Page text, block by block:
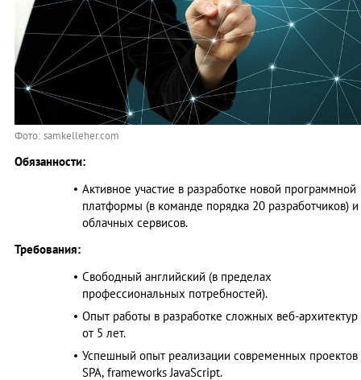
Фото: samkelleher.com
Обязанности:
Активное участие в разработке новой программной
платформы (в команде порядка 20 разработчиков) и
облачных сервисов.
Требования:
Свободный английский (в пределах
профессиональных потребностей).
Опыт работы в разработке сложных веб-архитектур
от 5 лет.
Успешный опыт реализации современных проектов
SPA, frameworks JavaScript.